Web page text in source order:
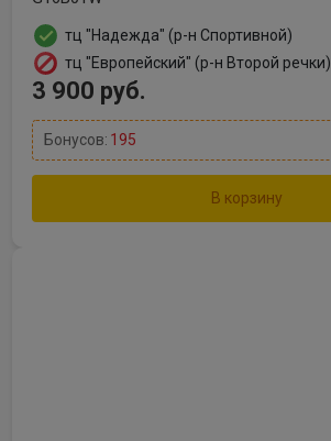
тц "Надежда" (р-н Спортивной)
тц "Европейский" (р-н Второй речки)
3 900 руб.
Бонусов: 195
В корзину